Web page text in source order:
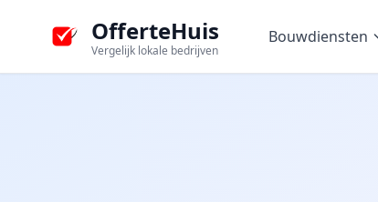
OfferteHuis
Vergelijk lokale bedrijven
Bouwdiensten